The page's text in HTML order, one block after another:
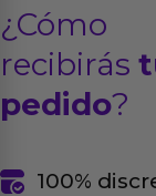
¿Cómo
recibirás
pedido?
100%